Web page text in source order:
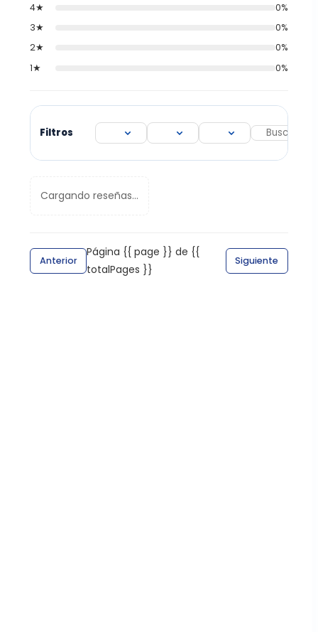
4★
0%
3★
0%
2★
0%
1★
0%
Filtros
Cargando reseñas...
Anterior
Página {{ page }} de {{
totalPages }}
Siguiente